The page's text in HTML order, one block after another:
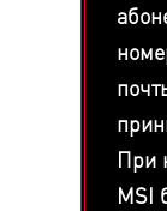
При
MSI